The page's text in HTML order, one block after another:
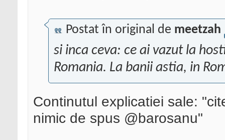
Postat în original de meetzah
si inca ceva: ce ai vazut la
Romania. La banii astia, in
Continutul explicatiei sale:
nimic de spus @barosanu"